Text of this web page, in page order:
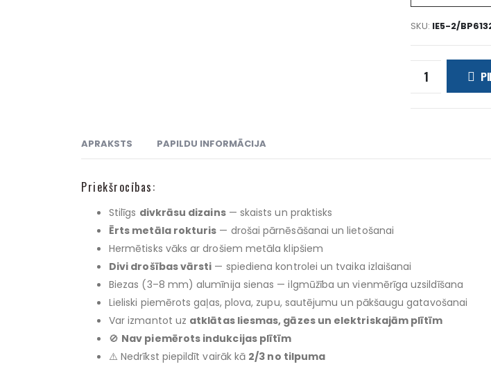
SKU: IE5-2/
APRAKSTS PAPILDU INFORMĀCIJA
Priekšrocības:
Stilīgs divkrāsu dizains— skaists un praktisks
Ērts metāla rokturis — drošai pārnēsāšanai un lietošanai
Hermētisks vāks ar drošiem metāla klipšiem
Divi drošības vārsti — spiediena kontrolei un tvaika izlaišanai
Biezas (3–8 mm) alumīnija sienas — ilgmūžība un vienmērīga uzsildīšana
Lieliski piemērots gaļas, plova, zupu, sautējumu un pākšaugu gatavošanai
Var izmantot uz atklātas liesmas, gāzes un elektriskajām plītīm
🚫 Nav piemērots indukcijas plītīm
⚠️ Nedrīkst piepildīt vairāk kā 2/3 no tilpuma